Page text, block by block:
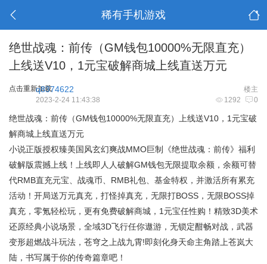
稀有手机游戏
绝世战魂：前传（GM钱包10000%无限直充）
上线送V10，1元宝破解商城上线直送万元
点击重新加载 楼主
q8374622
1292 0
2023-2-24 11:43:38
绝世战魂：前传（GM钱包10000%无限直充）上线送V10，1元宝破
解商城上线直送万元
小说正版授权臻美国风玄幻爽战MMO巨制《绝世战魂：前传》福利
破解版震撼上线！上线即人人破解GM钱包无限提取余额，余额可替
代RMB直充元宝、战魂币、RMB礼包、基金特权，并激活所有累充
活动！开局送万元真充，打怪掉真充，无限打BOSS，无限BOSS掉
真充，零氪轻松玩，更有免费破解商城，1元宝任性购！精致3D美术
还原经典小说场景，全域3D飞行任你遨游，无锁定酣畅对战，武器
变形超燃战斗玩法，苍穹之上战九霄!即刻化身天命主角踏上苍岚大
陆，书写属于你的传奇篇章吧！